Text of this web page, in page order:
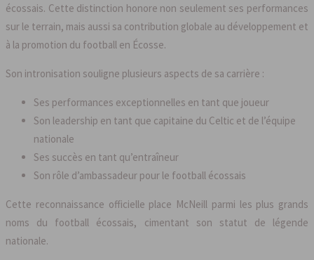
écossais. Cette distinction honore non seulement ses performances
sur le terrain, mais aussi sa contribution globale au développement et
à la promotion du football en Écosse.
Son intronisation souligne plusieurs aspects de sa carrière :
Ses performances exceptionnelles en tant que joueur
Son leadership en tant que capitaine du Celtic et de l’équipe
nationale
Ses succès en tant qu’entraîneur
Son rôle d’ambassadeur pour le football écossais
Cette reconnaissance officielle place McNeill parmi les plus grands
noms du football écossais, cimentant son statut de légende
nationale.